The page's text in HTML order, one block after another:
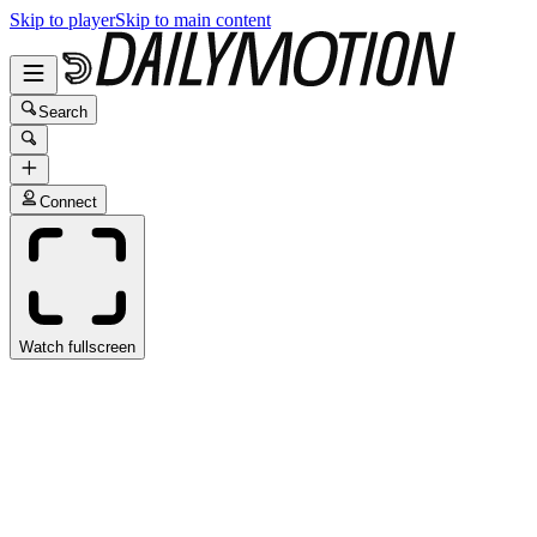
Skip to playerSkip to main content
Search
Connect
Watch fullscreen